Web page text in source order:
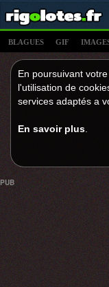
BLAGUES GIF
En poursuivant
l'utilisation de
services adaptés a
En savoir plus
PUB